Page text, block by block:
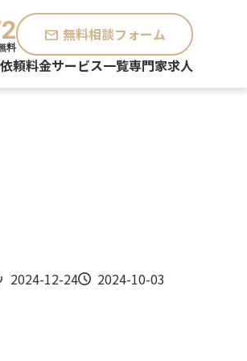
料
mail 無料相談フォーム
依頼料金サービス一覧専門家求人
2024-12-24 2024-10-03